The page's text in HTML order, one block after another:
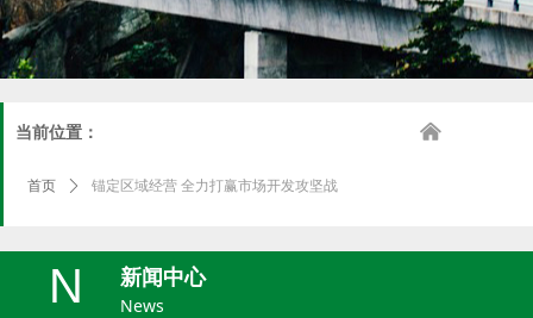
当前位置：
首页 ꄲ 锚定区域经营 全力打赢市场开发攻坚战
낀
新闻中心
News
N